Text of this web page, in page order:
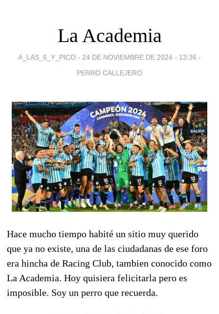
La Academia
A_LAS_6_Y_PICO - 24 DE NOVIEMBRE DE 2024 - 13:36 -
PERRO CALLEJERO
Hace mucho tiempo habité un sitio muy querido
que ya no existe, una de las ciudadanas de ese foro
era hincha de Racing Club, tambien conocido como
La Academia. Hoy quisiera felicitarla pero es
imposible. Soy un perro que recuerda.